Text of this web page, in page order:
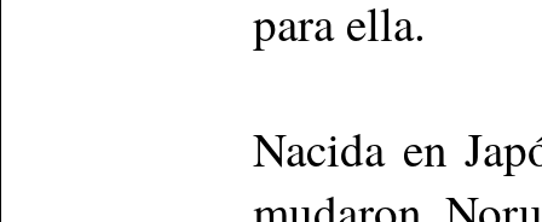
para ella.
Nacida en